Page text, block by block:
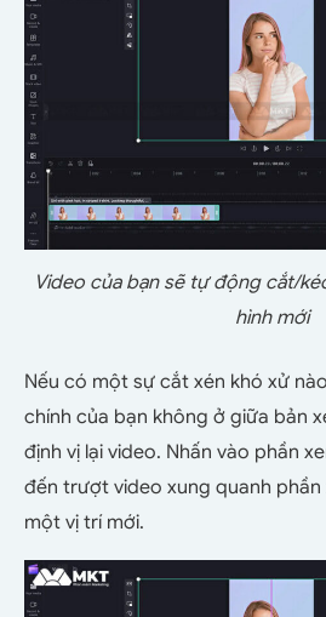
Video của bạn sẽ tự động cắt/
hình mới
Nếu có một sự cắt xén khó xử
chính của bạn không ở giữa bản
định vị lại video. Nhấn vào phần
đến trượt video xung quanh
một vị trí mới.